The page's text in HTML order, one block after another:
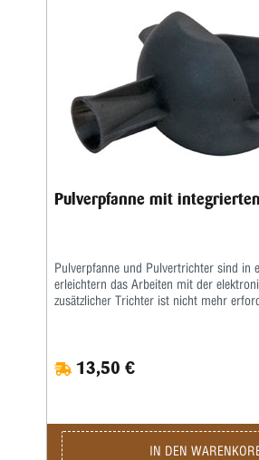
Pulverpfanne mit
Pulverpfanne und Pulvertrichter sind in
erleichtern das Arbeiten mit der
zusätzlicher Trichter ist nicht mehr
13,50 €
IN DEN